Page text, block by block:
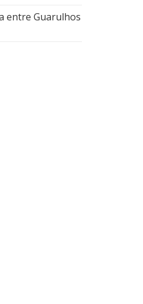
entre Guarulhos